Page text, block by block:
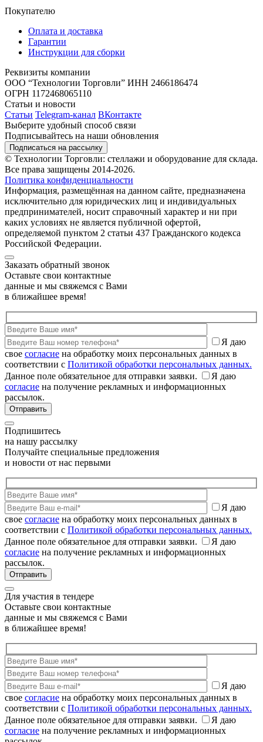
Покупателю
Оплата и доставка
Гарантии
Инструкции для сборки
Реквизиты компании
ООО “Технологии Торговли” ИНН 2466186474
ОГРН 1172468065110
Статьи и новости
Статьи Telegram-канал ВКонтакте
Выберите удобный способ связи
Подписывайтесь на наши обновления
Подписаться на рассылку
© Технологии Торговли: стеллажи и оборудование для склада.
Все права защищены 2014-2026.
Политика конфиденциальности
Информация, размещённая на данном сайте, предназначена
исключительно для юридических лиц и индивидуальных
предпринимателей, носит справочный характер и ни при
каких условиях не является публичной офертой,
определяемой пунктом 2 статьи 437 Гражданского кодекса
Российской Федерации.
Заказать обратный звонок
Оставьте свои контактные
данные и мы свяжемся с Вами
в ближайшее время!
Я даю
свое согласие на обработку моих персональных данных в
соответствии с Политикой обработки персональных данных.
Данное поле обязательное для отправки заявки.
Я даю
согласие на получение рекламных и информационных
рассылок.
Подпишитесь
на нашу рассылку
Получайте специальные предложения
и новости от нас первыми
Я даю
свое согласие на обработку моих персональных данных в
соответствии с Политикой обработки персональных данных.
Данное поле обязательное для отправки заявки.
Я даю
согласие на получение рекламных и информационных
рассылок.
Для участия в тендере
Оставьте свои контактные
данные и мы свяжемся с Вами
в ближайшее время!
Я даю
свое согласие на обработку моих персональных данных в
соответствии с Политикой обработки персональных данных.
Данное поле обязательное для отправки заявки.
Я даю
согласие на получение рекламных и информационных